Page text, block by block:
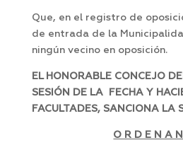
Que, en el registro de
de entrada de la
ningún vecino en oposición.
EL HONORABLE CONCEJO
SESIÓN DE LA FECHA Y
FACULTADES, SANCIONA LA
O R D E N A